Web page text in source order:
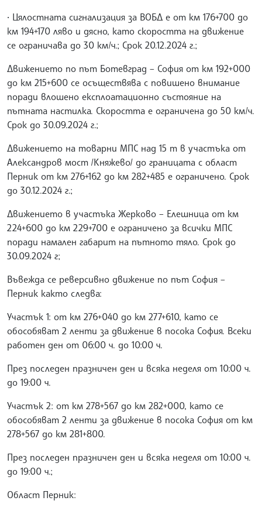
• Цялостната сигнализация за ВОБД е от км 176+700 до
км 194+170 ляво и дясно, като скоростта на движение
се ограничава до 30 км/ч.; Срок 20.12.2024 г.;
Движението по път Ботевград – София от км 192+000
до км 215+600 се осъществява с повишено внимание
поради влошено експлоатационно състояние на
пътната настилка. Скоростта е ограничена до 50 км/ч.
Срок до 30.09.2024 г.;
Движението на товарни МПС над 15 т в участъка от
Александров мост /Княжево/ до границата с област
Перник от км 276+162 до км 282+485 е ограничено. Срок
до 30.12.2024 г.;
Движението в участъка Жерково – Елешница от км
224+600 до км 229+700 е ограничено за всички МПС
поради намален габарит на пътното тяло. Срок до
30.09.2024 г;
Въвежда се реверсивно движение по път София –
Перник както следва:
Участък 1: от км 276+040 до км 277+610, като се
обособяват 2 ленти за движение в посока София. Всеки
работен ден от 06:00 ч. до 10:00 ч.
През последен празничен ден и всяка неделя от 10:00 ч.
до 19:00 ч.
Участък 2: от км 278+567 до км 282+000, като се
обособяват 2 ленти за движение в посока София от км
278+567 до км 281+800.
През последен празничен ден и всяка неделя от 10:00 ч.
до 19:00 ч.;
Област Перник: